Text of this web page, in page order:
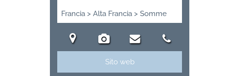
Francia > Alta Francia > Somme
Sito web